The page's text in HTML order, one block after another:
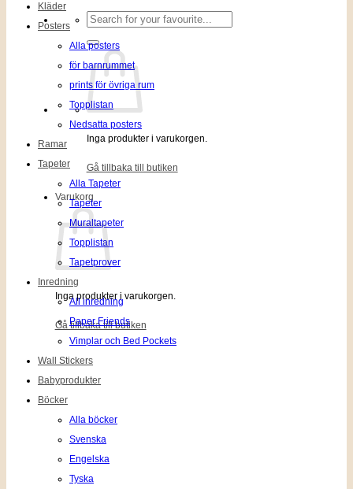
Sök
efter:
Inga produkter i varukorgen.
Gå tillbaka till butiken
Varukorg
Inga produkter i varukorgen.
Gå tillbaka till butiken
Kläder
Posters
Alla posters
för barnrummet
prints för övriga rum
Topplistan
Nedsatta posters
Ramar
Tapeter
Alla Tapeter
Tapeter
Muraltapeter
Topplistan
Tapetprover
Inredning
All inredning
Paper Friends
Vimplar och Bed Pockets
Wall Stickers
Babyprodukter
Böcker
Alla böcker
Svenska
Engelska
Tyska